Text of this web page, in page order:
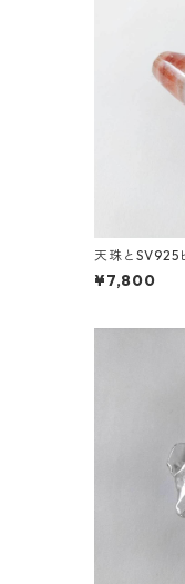
天珠とSV925
レス
¥7,800